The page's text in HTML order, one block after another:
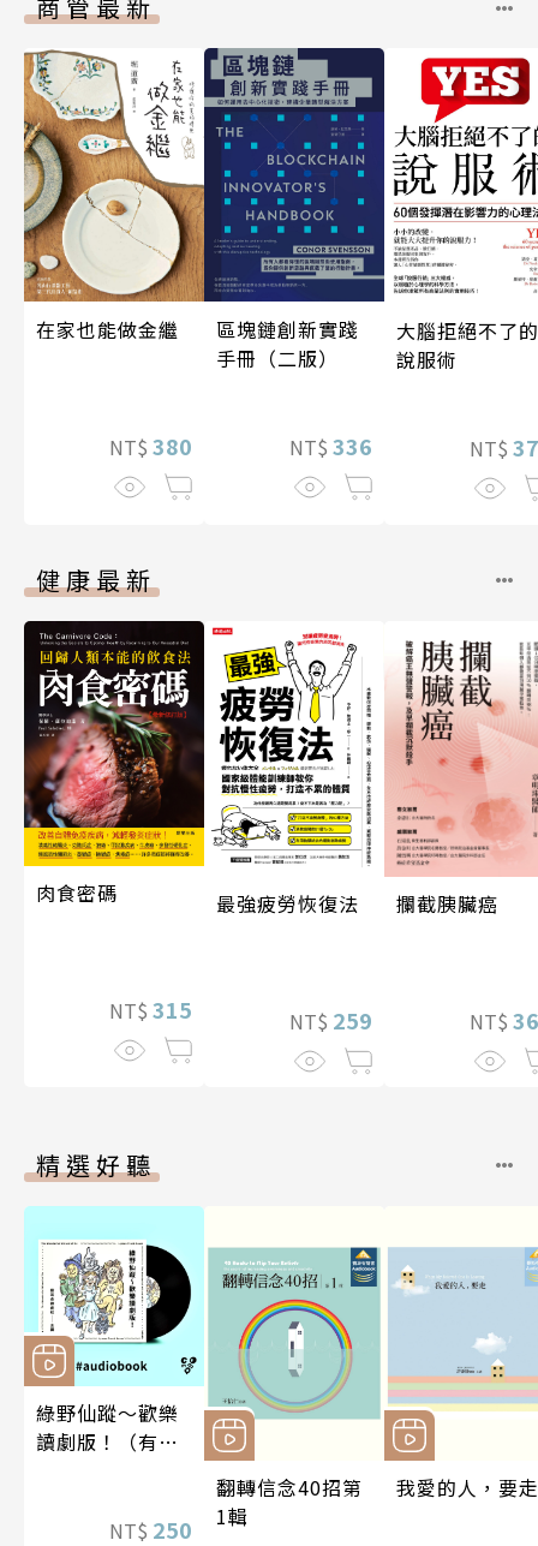
在家也能做金繼
NT$ 380
區塊鏈創新實踐
手冊（二版）
NT$ 336
大腦拒絕不了的
說服術
NT$
健康最新
肉食密碼
NT$ 315
最強疲勞恢復法
NT$ 259
攔截胰臟癌
NT$
精選好聽
綠野仙蹤～歡樂
讀劇版！（有聲
NT$ 250
翻轉信念40招第
1輯
我愛的人，要走